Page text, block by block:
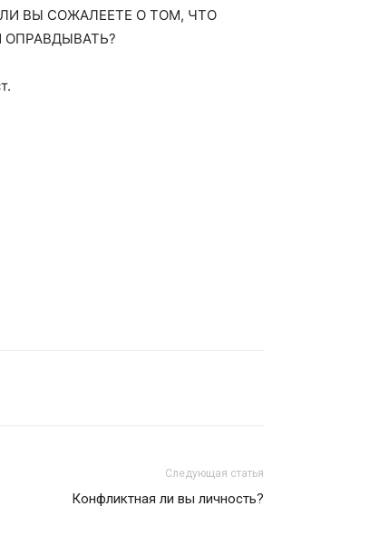
ВЫ СОЖАЛЕЕТЕ О ТОМ, ЧТО
Следующая статья
Конфликтная ли вы личность?